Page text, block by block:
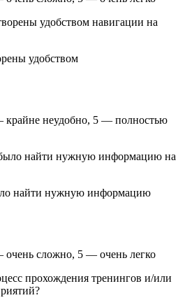
удобством
крайне неудобно, 5 — полностью
найти нужную информацию
сложно, 5 — очень легко